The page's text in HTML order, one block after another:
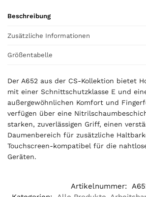
,
0
€
Beschreibung
Zusätzliche Informationen
Größentabelle
Der A652 aus der CS-Kollektion bietet
mit einer Schnittschutzklasse E und
außergewöhnlichen Komfort und
verfügen über eine
starken, zuverlässigen Griff, einen
Daumenbereich für zusätzliche
Touchscreen-kompatibel für die
Geräten.
Artikelnummer: